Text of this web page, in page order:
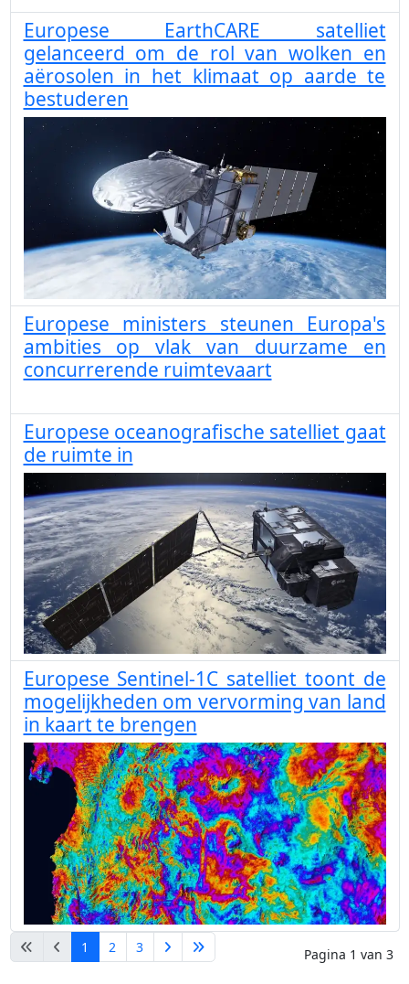
Europese EarthCARE satelliet
gelanceerd om de rol van wolken en
aërosolen in het klimaat op aarde te
bestuderen
Europese ministers steunen Europa's
ambities op vlak van duurzame en
concurrerende ruimtevaart
Europese oceanografische satelliet gaat
de ruimte in
Europese Sentinel-1C satelliet toont de
mogelijkheden om vervorming van land
in kaart te brengen
Pagina 1 van 3
1 2 3